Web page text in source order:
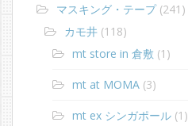
マスキング・テープ(241)
カモ井 (118)
mt store in 倉敷 (1)
mt at MOMA (3)
mt ex シンガポール (1)